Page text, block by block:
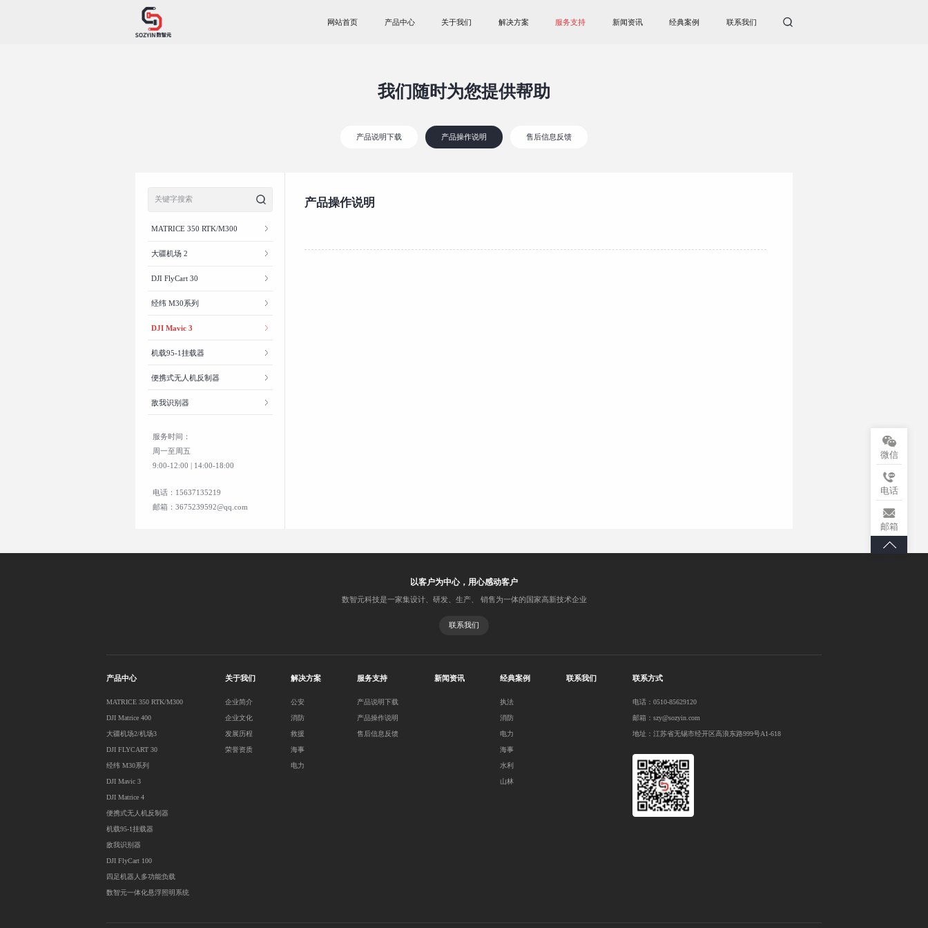
网站首页 产品中心 关于我们 解决方案 服务支持 新闻资讯 经典案例 联系我们
我们随时为您提供帮助
产品说明下载 产品操作说明 售后信息反馈
MATRICE 350 RTK/M300
大疆机场 2
DJI FlyCart 30
经纬 M30系列
DJI Mavic 3
机载95-1挂载器
便携式无人机反制器
敌我识别器
服务时间：
周一至周五
9:00-12:00 | 14:00-18:00
电话：15637135219
邮箱：3675239592@qq.com
产品操作说明
以客户为中心，用心感动客户
数智元科技是一家集设计、研发、生产、 销售为一体的国家高新技术企业
联系我们
产品中心
MATRICE 350 RTK/M300
DJI Matrice 400
大疆机场2/机场3
DJI FLYCART 30
经纬 M30系列
DJI Mavic 3
DJI Matrice 4
便携式无人机反制器
机载95-1挂载器
敌我识别器
DJI FlyCart 100
四足机器人多功能负载
数智元一体化悬浮照明系统
关于我们
企业简介
企业文化
发展历程
荣誉资质
解决方案
公安
消防
救援
海事
电力
服务支持
产品说明下载
产品操作说明
售后信息反馈
新闻资讯 经典案例
执法
消防
电力
海事
水利
山林
联系我们 联系方式
电话：0510-85629120
邮箱：szy@sozyin.com
地址：江苏省无锡市经开区高浪东路999号A1-618
微信
电话
邮箱